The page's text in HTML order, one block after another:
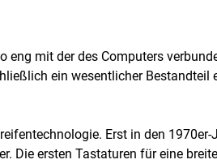
mit der des Computers
ein wesentlicher Bestandteil
Erst in den 1970er-
Die ersten Tastaturen für eine